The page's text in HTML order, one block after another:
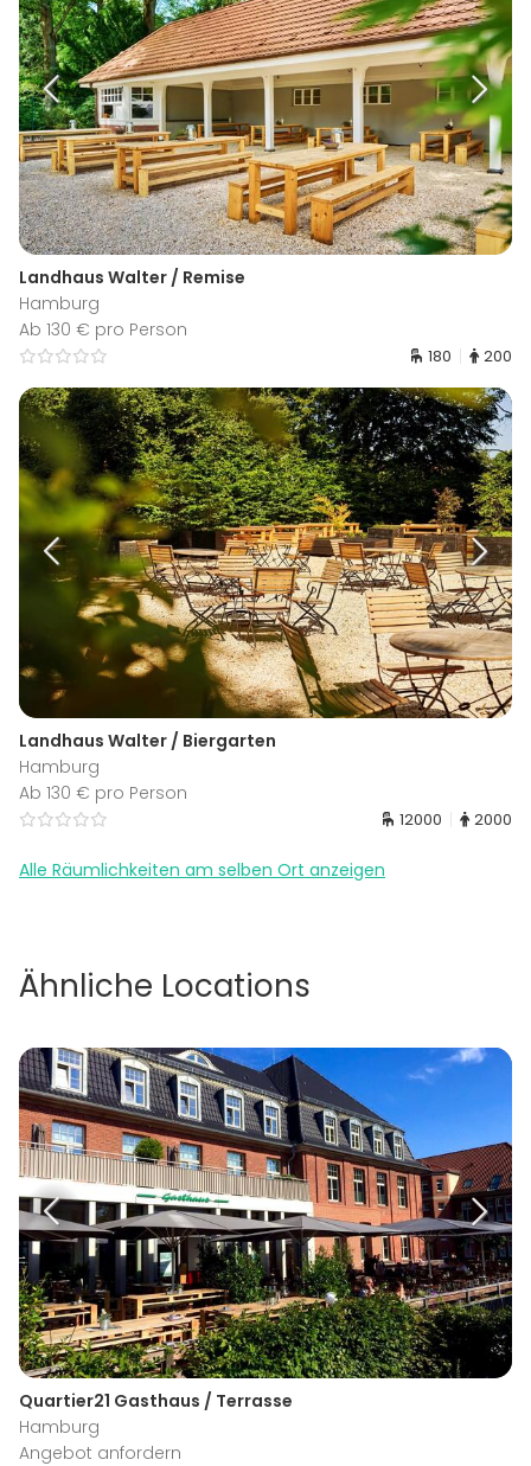
Landhaus Walter / Remise
Hamburg
Ab 130 € pro Person
180 200
Landhaus Walter / Biergarten
Hamburg
Ab 130 € pro Person
12000 2000
Alle Räumlichkeiten am selben Ort anzeigen
Ähnliche Locations
Quartier21 Gasthaus / Terrasse
Hamburg
Angebot anfordern